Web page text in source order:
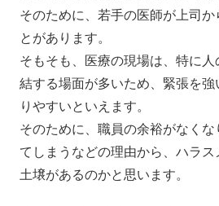
そのために、若手の医師が上司か
とがあります。
そもそも、医療の現場は、特に
結する場面が多いため、緊張を
りやすいといえます。
そのために、職員の余裕がなく
てしまうなどの理由から、ハラ
土壌があるのかと思います。